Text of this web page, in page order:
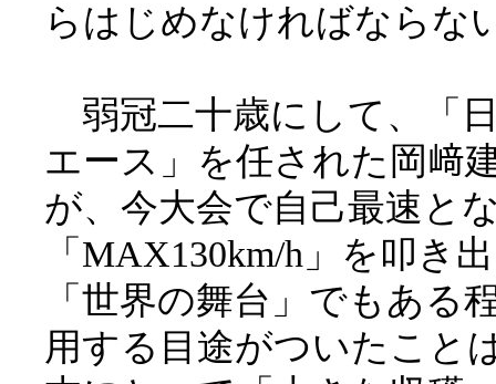
らはじめなければならな
弱冠二十歳にして、「
エース」を任された岡﨑
が、今大会で自己最速と
「MAX130km/h」を叩き
「世界の舞台」でもある
用する目途がついたこと